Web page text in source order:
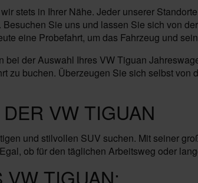
stets in Ihrer Nähe. Jeder unserer
Sie uns und lassen Sie sich von
eine Probefahrt, um das Fahrzeug und
bei der Auswahl Ihres VW Tiguan
zu buchen. Überzeugen Sie sich selbst
VW TIGUAN
und stilvollen SUV suchen. Mit seiner
ob für den täglichen Arbeitsweg oder
TIGUAN: